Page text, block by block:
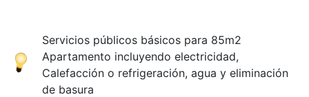
Servicios públicos básicos para 85m2
Apartamento incluyendo electricidad,
Calefacción o refrigeración, agua y eliminación
de basura